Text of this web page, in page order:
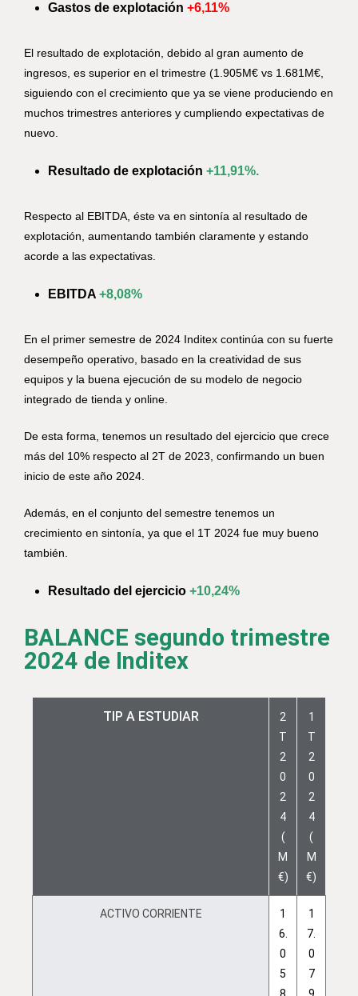
Gastos de explotación +6,11%
El resultado de explotación, debido al gran aumento de
ingresos, es superior en el trimestre (1.905M€ vs 1.681M€,
siguiendo con el crecimiento que ya se viene produciendo en
muchos trimestres anteriores y cumpliendo expectativas de
nuevo.
Resultado de explotación +11,91%.
Respecto al EBITDA, éste va en sintonía al resultado de
explotación, aumentando también claramente y estando
acorde a las expectativas.
EBITDA +8,08%
En el primer semestre de 2024 Inditex continúa con su fuerte
desempeño operativo, basado en la creatividad de sus
equipos y la buena ejecución de su modelo de negocio
integrado de tienda y online.
De esta forma, tenemos un resultado del ejercicio que crece
más del 10% respecto al 2T de 2023, confirmando un buen
inicio de este año 2024.
Además, en el conjunto del semestre tenemos un
crecimiento en sintonía, ya que el 1T 2024 fue muy bueno
también.
Resultado del ejercicio +10,24%
BALANCE segundo trimestre
2024 de Inditex
TIP A ESTUDIAR
2
T
2
0
2
4
(
M
€)
1
T
2
0
2
4
(
M
€)
ACTIVO CORRIENTE
1
6.
0
5
1
7.
0
7